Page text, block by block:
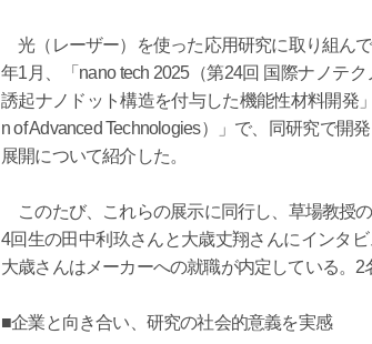
光（レーザー）を使った応用研究に取り組ん
年1月、「nano tech 2025（第24回 国際ナノテ
誘起ナノドット構造を付与した機能性材料開発
n of Advanced Technologies）」で、同研究で
展開について紹介した。
このたび、これらの展示に同行し、草場教授
4回生の田中利玖さんと大歳丈翔さんにインタ
大歳さんはメーカーへの就職が内定している。
■企業と向き合い、研究の社会的意義を実感